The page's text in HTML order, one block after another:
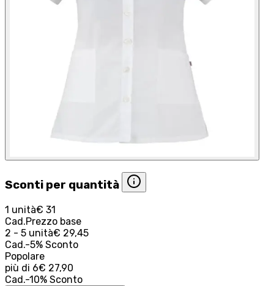
Sconti per quantità
1 unità€ 31
Cad.Prezzo base
2 - 5 unità€ 29,45
Cad.-5% Sconto
Popolare
più di 6€ 27,90
Cad.-10% Sconto